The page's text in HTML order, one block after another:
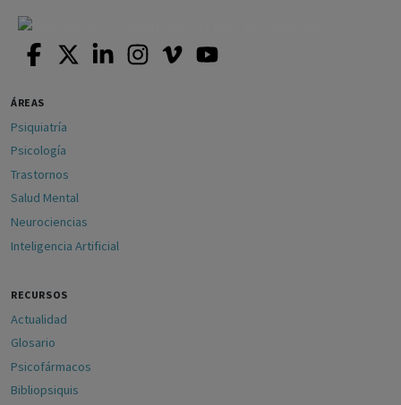
ÁREAS
Psiquiatría
Psicología
Trastornos
Salud Mental
Neurociencias
Inteligencia Artificial
RECURSOS
Actualidad
Glosario
Psicofármacos
Bibliopsiquis